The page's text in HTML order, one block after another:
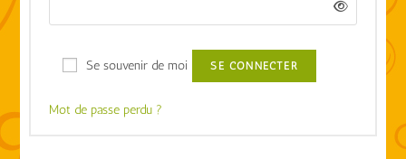
Se souvenir de moi SE CONNECTER
Mot de passe perdu ?